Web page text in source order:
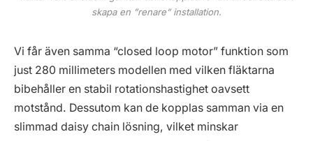
skapa en ”renare” installation.
Vi får även samma “closed loop motor” funktion som
just 280 millimeters modellen med vilken fläktarna
bibehåller en stabil rotationshastighet oavsett
motstånd. Dessutom kan de kopplas samman via en
slimmad daisy chain lösning, vilket minskar